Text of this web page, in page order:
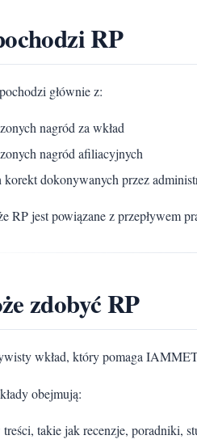
RP
głównie z:
nagród za wkład
nagród afiliacyjnych
korekt dokonywanych przez
RP jest powiązane z przepływem
zdobyć RP
wkład, który pomaga
obejmują:
treści, takie jak recenzje, poradniki,